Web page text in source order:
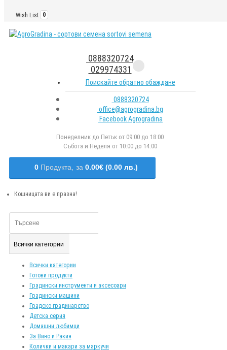
Wish List 0
0888320724
029974331
Поискайте обратно обаждане
0888320724
office@agrogradina.bg
Facebook Agrogradina
Понеделник до Петък от 09:00 до 18:00
Събота и Неделя от 10:00 до 14:00
0 Продукта, за 0.00€ (0.00 лв.)
Кошницата ви е празна!
Всички категории
Всички категории
Готови продукти
Градински инструменти и аксесоари
Градински машини
Градско градинарство
Детска серия
Домашни любимци
За Вино и Ракия
Колички и макари за маркучи